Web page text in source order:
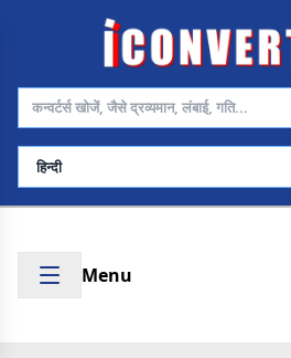
भाषा चुनें
Menu